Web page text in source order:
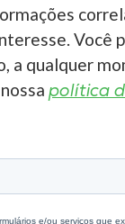
Você
a qualquer
política